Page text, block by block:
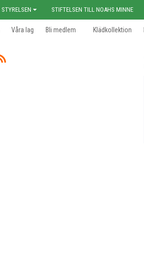
STYRELSEN STIFTELSEN TILL NOAHS MINNE
Våra lag Bli medlem Klädkollektion